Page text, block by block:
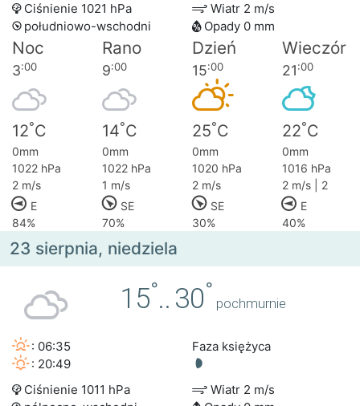
Ciśnienie 1021 hPa
Wiatr 2 m/s
południowo-wschodni
Opady 0 mm
Noc Rano Dzień Wieczór
3:00 9:00 15:00 21:00
12°C 14°C 25°C 22°C
0mm 0mm 0mm
0mm
1022 hPa
1022 hPa 1020 hPa
1016 hPa
2 m/s
1 m/s 2 m/s
2 m/s | 2
E
SE SE
E
84%
70% 30% 40%
23 sierpnia, niedziela
15°.. 30°
pochmurnie
: 06:35
: 20:49
Faza księżyca
Ciśnienie 1011 hPa
Wiatr 2 m/s